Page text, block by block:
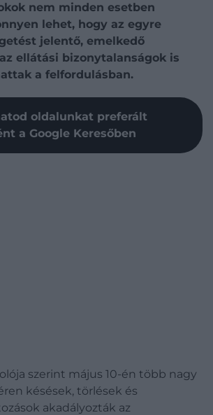
nem minden esetben
lehet, hogy az egyre
jelentő, emelkedő
ellátási bizonytalanságok is
a felfordulásban.
oldalunkat preferált
a Google Keresőben
szerint május 10-én több nagy
késések, törlések és
akadályozták az